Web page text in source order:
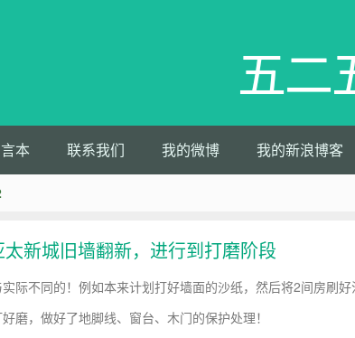
五二
本 联系我们 我的微博 我的新浪博客
新城旧墙翻新，进行到打磨阶段
际不同的！例如本来计划打好墙面的沙纸，然后将2间房刷好
磨，做好了地脚线、窗台、木门的保护处理！